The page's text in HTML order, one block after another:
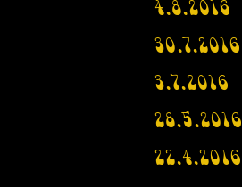
4.8.2016
30.7.2016
3.7.2016
28.5.2016
22.4.2016